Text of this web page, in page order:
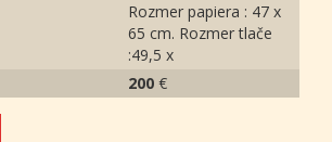
Rozmer papiera : 47 x
65 cm. Rozmer tlače
:49,5 x
200 €